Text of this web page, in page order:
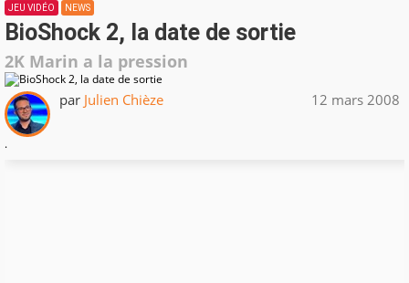
JEU VIDÉO NEWS
BioShock 2, la date de sortie
2K Marin a la pression
par Julien Chièze 12 mars 2008
.